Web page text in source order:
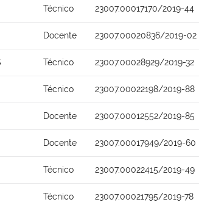
Técnico 23007.00017170/2019-44
Docente 23007.00020836/2019-02
Técnico 23007.00028929/2019-32
Técnico 23007.00022198/2019-88
Docente 23007.00012552/2019-85
Docente 23007.00017949/2019-60
Técnico 23007.00022415/2019-49
Técnico 23007.00021795/2019-78